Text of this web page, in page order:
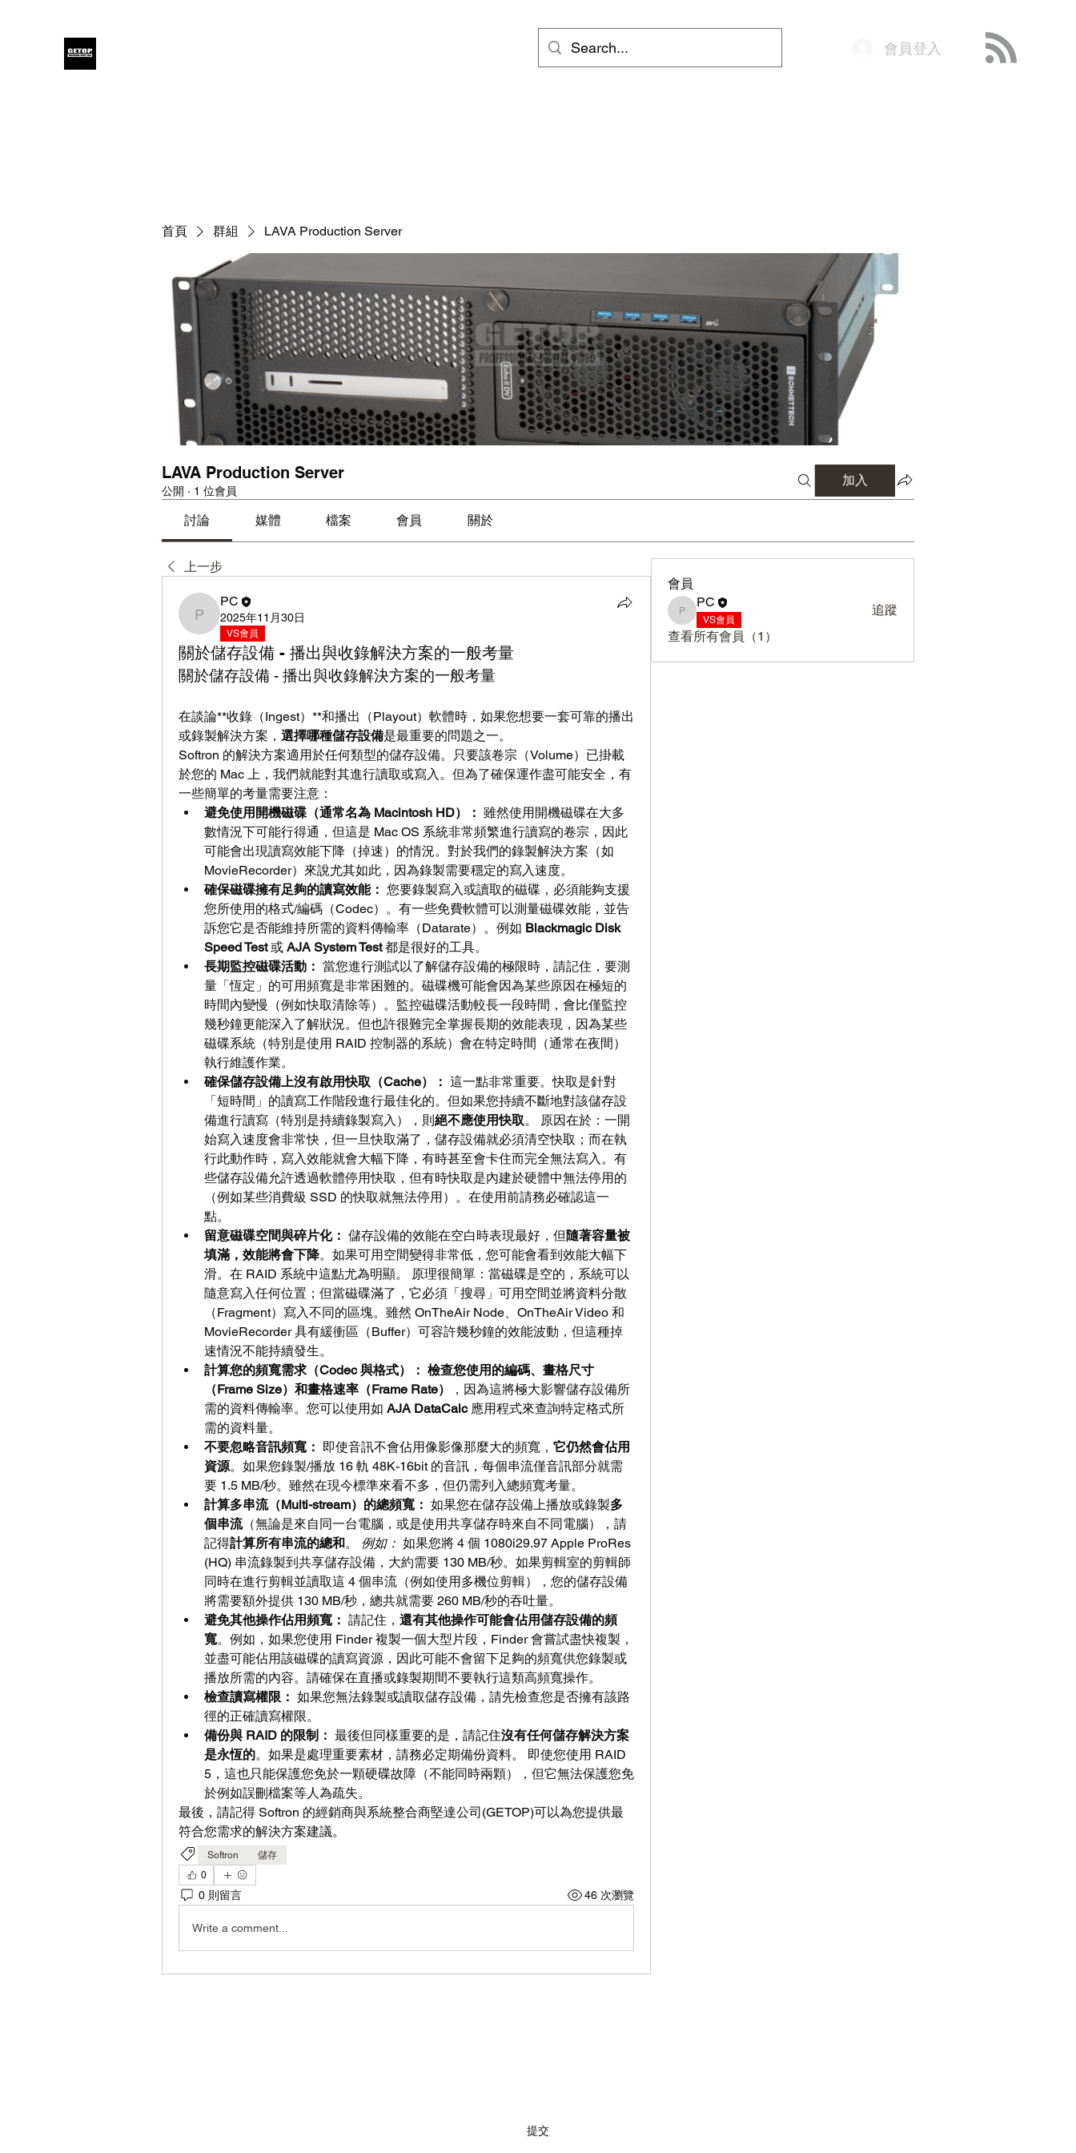
會員登入
首頁 群組 LAVA Production Server
LAVA Production Server
公開 · 1 位會員
加入
討論 媒體 檔案 會員 關於
上一步
PC
PC
2025年11月30日
VS會員
關於儲存設備 - 播出與收錄解決方案的一般考量
關於儲存設備 - 播出與收錄解決方案的一般考量
在談論**收錄（Ingest）**和播出（Playout）軟體時，如果您想要一套可靠的播出
或錄製解決方案， 選擇哪種儲存設備是最重要的問題之一。
Softron 的解決方案適用於任何類型的儲存設備。只要該卷宗（Volume）已掛載
於您的 Mac 上，我們就能對其進行讀取或寫入。但為了確保運作盡可能安全，有
一些簡單的考量需要注意：
避免使用開機磁碟（通常名為 Macintosh HD）： 雖然使用開機磁碟在大多
數情況下可能行得通，但這是 Mac OS 系統非常頻繁進行讀寫的卷宗，因此
可能會出現讀寫效能下降（掉速）的情況。對於我們的錄製解決方案（如
MovieRecorder）來說尤其如此，因為錄製需要穩定的寫入速度。
確保磁碟擁有足夠的讀寫效能： 您要錄製寫入或讀取的磁碟，必須能夠支援
您所使用的格式/編碼（Codec）。有一些免費軟體可以測量磁碟效能，並告
訴您它是否能維持所需的資料傳輸率（Datarate）。例如 Blackmagic Disk
Speed Test 或 AJA System Test 都是很好的工具。
長期監控磁碟活動： 當您進行測試以了解儲存設備的極限時，請記住，要測
量「恆定」的可用頻寬是非常困難的。磁碟機可能會因為某些原因在極短的
時間內變慢（例如快取清除等）。監控磁碟活動較長一段時間，會比僅監控
幾秒鐘更能深入了解狀況。但也許很難完全掌握長期的效能表現，因為某些
磁碟系統（特別是使用 RAID 控制器的系統）會在特定時間（通常在夜間）
執行維護作業。
確保儲存設備上沒有啟用快取（Cache）： 這一點非常重要。快取是針對
「短時間」的讀寫工作階段進行最佳化的。但如果您持續不斷地對該儲存設
備進行讀寫（特別是持續錄製寫入），則絕不應使用快取。 原因在於：一開
始寫入速度會非常快，但一旦快取滿了，儲存設備就必須清空快取；而在執
行此動作時，寫入效能就會大幅下降，有時甚至會卡住而完全無法寫入。有
些儲存設備允許透過軟體停用快取，但有時快取是內建於硬體中無法停用的
（例如某些消費級 SSD 的快取就無法停用）。在使用前請務必確認這一
點。
留意磁碟空間與碎片化： 儲存設備的效能在空白時表現最好，但 隨著容量被
填滿，效能將會下降。如果可用空間變得非常低，您可能會看到效能大幅下
滑。在 RAID 系統中這點尤為明顯。 原理很簡單：當磁碟是空的，系統可以
隨意寫入任何位置；但當磁碟滿了，它必須「搜尋」可用空間並將資料分散
（Fragment）寫入不同的區塊。雖然 OnTheAir Node、OnTheAir Video 和
MovieRecorder 具有緩衝區（Buffer）可容許幾秒鐘的效能波動，但這種掉
速情況不能持續發生。
計算您的頻寬需求（Codec 與格式）： 檢查您使用的編碼、畫格尺寸
（Frame Size）和畫格速率（Frame Rate）
，因為這將極大影響儲存設備所
需的資料傳輸率。您可以使用如 AJA DataCalc 應用程式來查詢特定格式所
需的資料量。
不要忽略音訊頻寬： 即使音訊不會佔用像影像那麼大的頻寬， 它仍然會佔用
資源。如果您錄製/播放 16 軌 48K-16bit 的音訊，每個串流僅音訊部分就需
要 1.5 MB/秒。雖然在現今標準來看不多，但仍需列入總頻寬考量。
計算多串流（Multi-stream）的總頻寬： 如果您在儲存設備上播放或錄製多
個串流（無論是來自同一台電腦，或是使用共享儲存時來自不同電腦），請
記得計算所有串流的總和。 例如： 如果您將 4 個 1080i29.97 Apple ProRes
(HQ) 串流錄製到共享儲存設備，大約需要 130 MB/秒。如果剪輯室的剪輯師
同時在進行剪輯並讀取這 4 個串流（例如使用多機位剪輯），您的儲存設備
將需要額外提供 130 MB/秒，總共就需要 260 MB/秒的吞吐量。
避免其他操作佔用頻寬： 請記住， 還有其他操作可能會佔用儲存設備的頻
寬。例如，如果您使用 Finder 複製一個大型片段，Finder 會嘗試盡快複製，
並盡可能佔用該磁碟的讀寫資源，因此可能不會留下足夠的頻寬供您錄製或
播放所需的內容。請確保在直播或錄製期間不要執行這類高頻寬操作。
檢查讀寫權限： 如果您無法錄製或讀取儲存設備，請先檢查您是否擁有該路
徑的正確讀寫權限。
備份與 RAID 的限制： 最後但同樣重要的是，請記住沒有任何儲存解決方案
是永恆的。如果是處理重要素材，請務必定期備份資料。 即使您使用 RAID
5，這也只能保護您免於一顆硬碟故障（不能同時兩顆），但它無法保護您免
於例如誤刪檔案等人為疏失。
最後，請記得 Softron 的經銷商與系統整合商堅達公司(GETOP)可以為您提供最
符合您需求的解決方案建議。
Softron
儲存
0
0 則留言 46 次瀏覽
Write a comment...
會員
PC
PC
VS會員
追蹤
查看所有會員（1）
提交